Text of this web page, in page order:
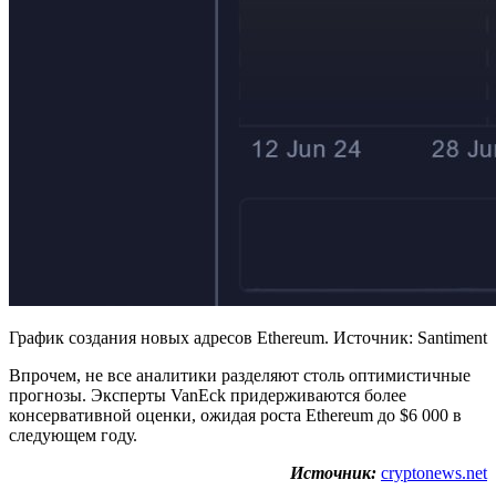
График создания новых адресов Ethereum. Источник: Santiment
Впрочем, не все аналитики разделяют столь оптимистичные
прогнозы. Эксперты VanEck придерживаются более
консервативной оценки, ожидая роста Ethereum до $6 000 в
следующем году.
Источник: cryptonews.net